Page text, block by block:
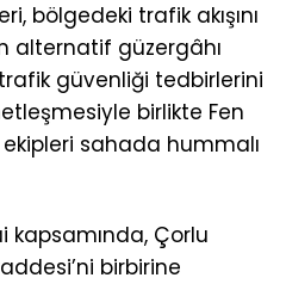
bölgedeki trafik akışını
alternatif güzergâhı
güvenliği tedbirlerini
birlikte Fen
ekipleri sahada hummalı
kapsamında, Çorlu
birbirine